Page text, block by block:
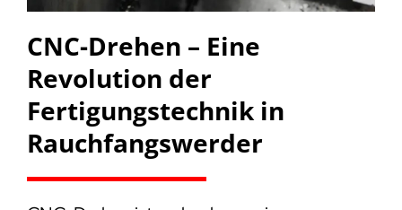
CNC-Drehen – Eine
Revolution der
Fertigungstechnik in
Rauchfangswerder